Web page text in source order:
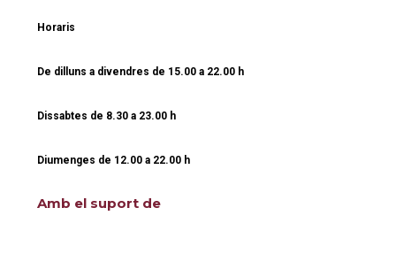
Horaris
De dilluns a divendres de 15.00 a 22.00 h
Dissabtes de 8.30 a 23.00 h
Diumenges de 12.00a 22.00 h
Amb el suport de